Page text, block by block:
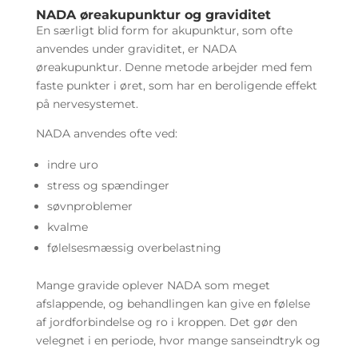
NADA øreakupunktur og graviditet
En særligt blid form for akupunktur, som ofte
anvendes under graviditet, er NADA
øreakupunktur. Denne metode arbejder med fem
faste punkter i øret, som har en beroligende effekt
på nervesystemet.
NADA anvendes ofte ved:
indre uro
stress og spændinger
søvnproblemer
kvalme
følelsesmæssig overbelastning
Mange gravide oplever NADA som meget
afslappende, og behandlingen kan give en følelse
af jordforbindelse og ro i kroppen. Det gør den
velegnet i en periode, hvor mange sanseindtryk og